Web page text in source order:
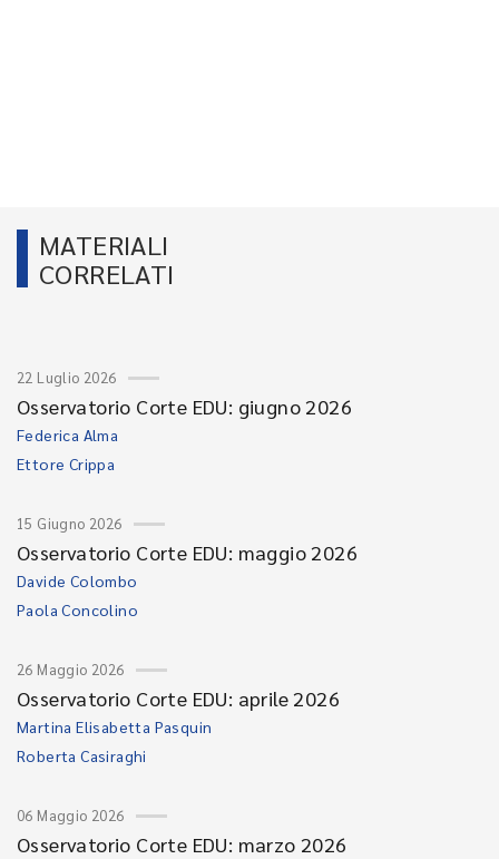
MATERIALI
CORRELATI
22 Luglio 2026
Osservatorio Corte EDU: giugno 2026
Federica Alma
Ettore Crippa
15 Giugno 2026
Osservatorio Corte EDU: maggio 2026
Davide Colombo
Paola Concolino
26 Maggio 2026
Osservatorio Corte EDU: aprile 2026
Martina Elisabetta Pasquin
Roberta Casiraghi
06 Maggio 2026
Osservatorio Corte EDU: marzo 2026